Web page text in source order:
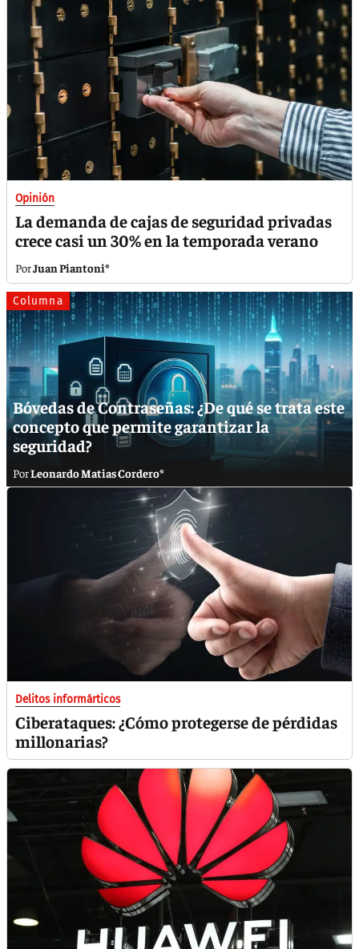
Opinión
La demanda de cajas de seguridad privadas
crece casi un 30% en la temporada verano
Juan Piantoni*
Columna
Bóvedas de Contraseñas: ¿De qué se trata este
concepto que permite garantizar la
seguridad?
Leonardo Matias Cordero*
Delitos informárticos
Ciberataques: ¿Cómo protegerse de pérdidas
millonarias?